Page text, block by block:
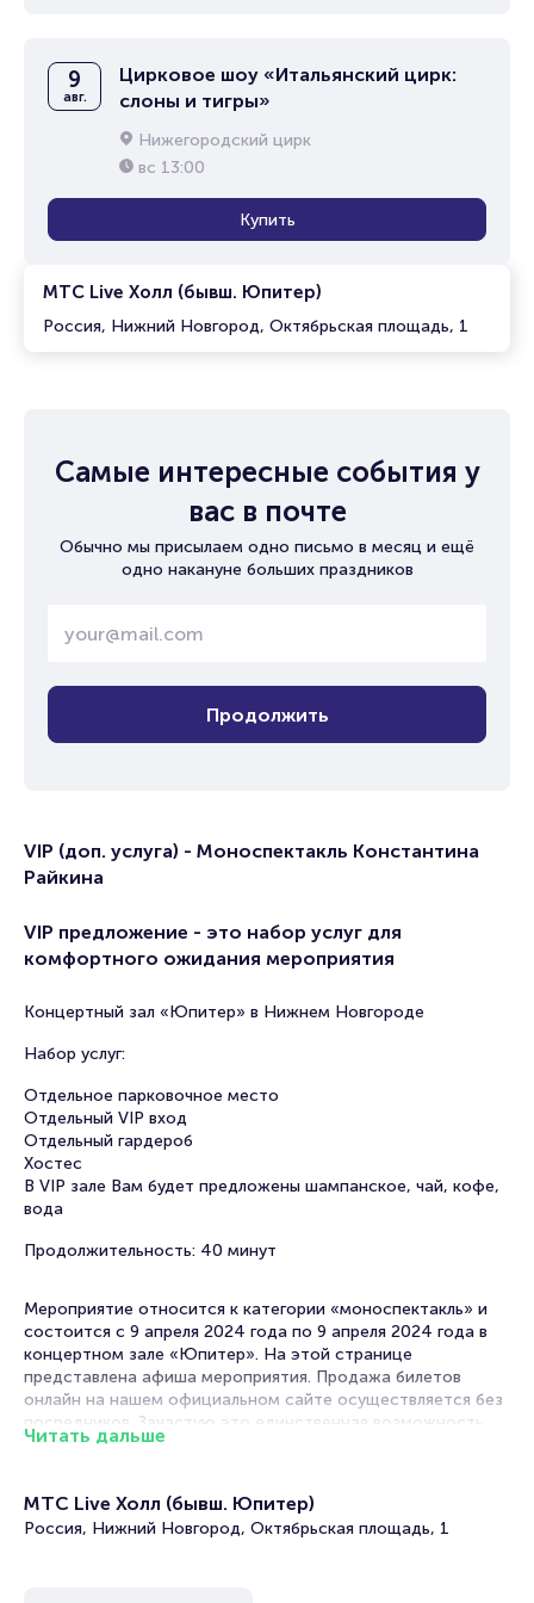
МТС Live Холл (бывш. Юпитер)
Россия, Нижний Новгород, Октябрьская площадь, 1
9
авг.
Цирковое шоу «Итальянский цирк:
слоны и тигры»
Нижегородский цирк
вс 13:00
Купить
Самые интересные события у
вас в почте
Обычно мы присылаем одно письмо в месяц и ещё
одно накануне больших праздников
Продолжить
VIP (доп. услуга) - Моноспектакль Константина
Райкина
VIP предложение - это набор услуг для
комфортного ожидания мероприятия
Концертный зал «Юпитер» в Нижнем Новгороде
Набор услуг:
Отдельное парковочное место
Отдельный VIP вход
Отдельный гардероб
Хостес
В VIP зале Вам будет предложены шампанское, чай, кофе,
вода
Продолжительность: 40 минут
Мероприятие относится к категории «моноспектакль» и
состоится с 9 апреля 2024 года по 9 апреля 2024 года в
концертном зале «Юпитер». На этой странице
представлена афиша мероприятия. Продажа билетов
онлайн на нашем официальном сайте осуществляется без
посредников. Зачастую это единственная возможность
достать билет на моноспектакль.
Константина Райкина
Читать дальше
МТС Live Холл (бывш. Юпитер)
Россия, Нижний Новгород, Октябрьская площадь, 1